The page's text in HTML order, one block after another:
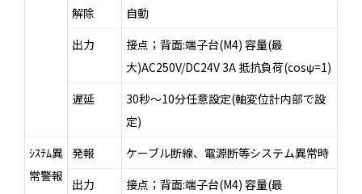
解除
自動
出力
接点；背面:端子台(M4) 容量(最
大)AC250V/DC24V 3A 抵抗負荷(cosψ=1)
遅延
30秒～10分任意設定(軸変位計内部で設
定)
ｼｽﾃﾑ異
常警報
発報
ケーブル断線、電源断等システム異常時
出力
接点；背面:端子台(M4) 容量(最